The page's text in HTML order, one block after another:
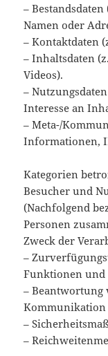
–
Namen oder
– Kontaktdaten
– Inhaltsdaten
Videos).
–
Interesse an
– Meta-/
Informationen,
Kategorien
Besucher und
(Nachfolgend
Personen
Zweck der
–
Funktionen und
–
–
–